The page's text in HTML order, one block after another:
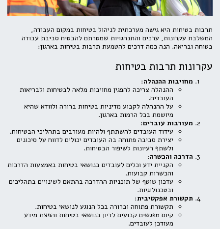
תרבות בטיחות היא גישה מערכתית לניהול בטיחות במקום העבודה,
המשלבת עקרונות, ערכים והתנהגויות שמטרתם להבטיח סביבת עבודה
בטוחה ובריאה. הנה כמה דרכים להטמעת תרבות בטיחות בארגון:
עקרונות תרבות בטיחות
מחויבות ההנהלה:
ההנהלה צריכה להפגין מחויבות מלאה לבטיחות ולבריאות
העובדים.
על ההנהלה לקבוע מדיניות בטיחות ברורה ולוודא שהיא
מיושמת בכל הרמות בארגון.
מעורבות עובדים:
עידוד העובדים להשתתף ולהיות מעורבים בתהליכי הבטיחות.
יצירת סביבה פתוחה בה העובדים יכולים לדווח על סיכונים
ולשתף רעיונות לשיפור הבטיחות.
הדרכה והכשרה:
הקניית ידע וכלים לעובדים בנושאי בטיחות באמצעות הדרכות
והכשרות קבועות.
עדכון שוטף של תוכניות ההדרכה בהתאם לשינויים בתהליכים
ובטכנולוגיות.
תקשורת אפקטיבית:
תקשורת פתוחה וברורה בכל הנוגע לנושאי בטיחות.
קיום מפגשים קבועים לדיון בנושאי בטיחות והפצת מידע
מעודכן לעובדים.